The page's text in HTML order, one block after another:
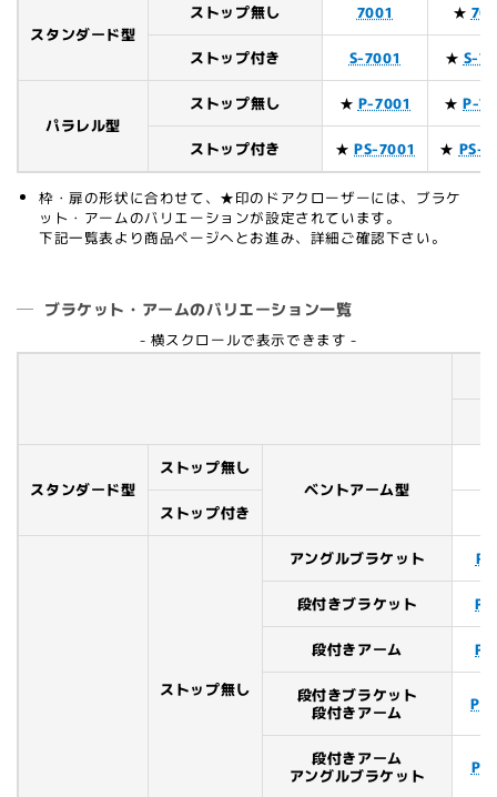
スタンダード型
ストップ無し 7001 ★
ストップ付き S-7001 ★ S-
パラレル型
ストップ無し ★ P-7001 ★P-
ストップ付き ★ PS-7001 ★ PS-
枠・扉の形状に合わせて、★印のドアクローザーには、ブラケ
ット・アームのバリエーションが設定されています。
下記一覧表より商品ページへとお進み、詳細ご確認下さい。
ブラケット・アームのバリエーション一覧
- 横スクロールで表示できます -
スタンダード型
ストップ無し
ベントアーム型
ストップ付き
ストップ無し
アングルブラケット P-
段付きブラケット P-
段付きアーム P-
段付きブラケット
段付きアーム
P-
段付きアーム
アングルブラケット
P-